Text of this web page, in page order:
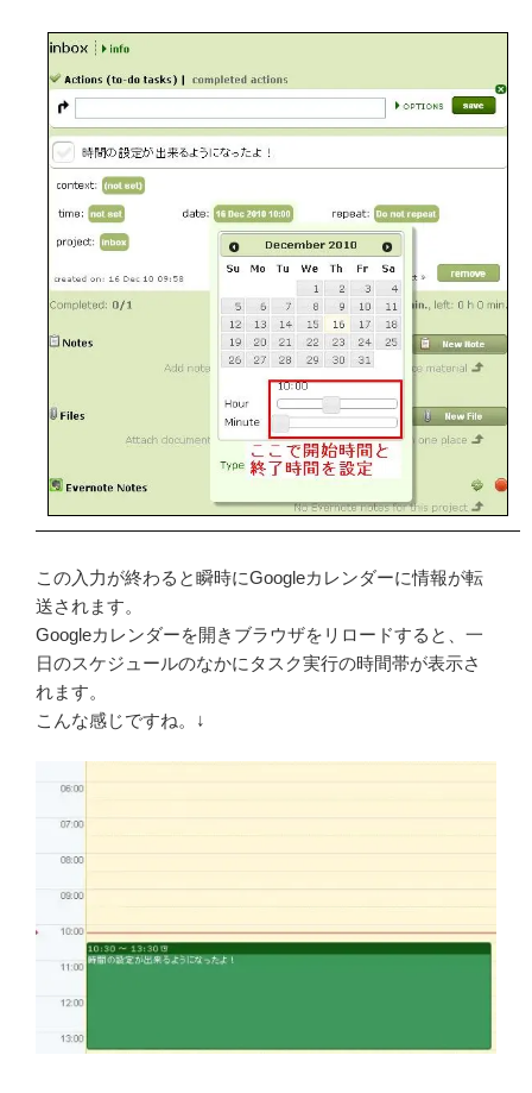
この入力が終わると瞬時にGoogleカレンダーに情報が転
送されます。
Googleカレンダーを開きブラウザをリロードすると、一
日のスケジュールのなかにタスク実行の時間帯が表示さ
れます。
こんな感じですね。↓